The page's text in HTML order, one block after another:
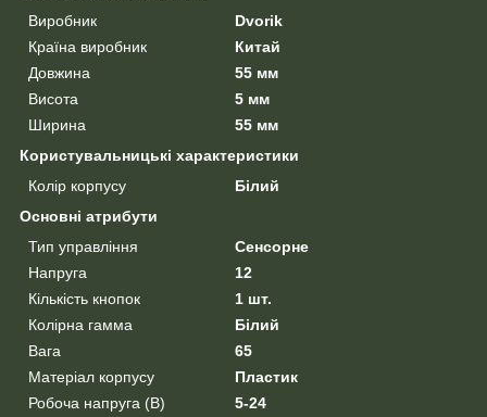
Виробник
Dvorik
Країна виробник
Китай
Довжина
55 мм
Висота
5 мм
Ширина
55 мм
Користувальницькі характеристики
Колір корпусу
Білий
Основні атрибути
Тип управління
Сенсорне
Напруга
12
Кількість кнопок
1 шт.
Колірна гамма
Білий
Вага
65
Матеріал корпусу
Пластик
Робоча напруга (В)
5-24